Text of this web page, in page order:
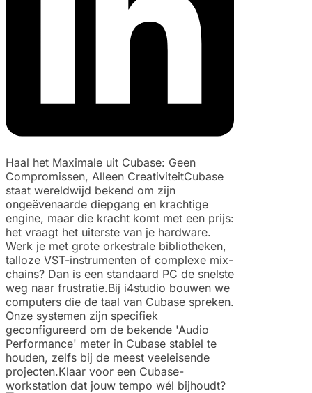
Haal het Maximale uit Cubase: Geen
Compromissen, Alleen CreativiteitCubase
staat wereldwijd bekend om zijn
ongeëvenaarde diepgang en krachtige
engine, maar die kracht komt met een prijs:
het vraagt het uiterste van je hardware.
Werk je met grote orkestrale bibliotheken,
talloze VST-instrumenten of complexe mix-
chains? Dan is een standaard PC de snelste
weg naar frustratie.Bij i4studio bouwen we
computers die de taal van Cubase spreken.
Onze systemen zijn specifiek
geconfigureerd om de bekende 'Audio
Performance' meter in Cubase stabiel te
houden, zelfs bij de meest veeleisende
projecten.Klaar voor een Cubase-
workstation dat jouw tempo wél bijhoudt?